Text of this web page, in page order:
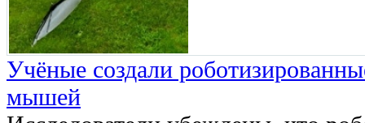
Учёные создали
мышей